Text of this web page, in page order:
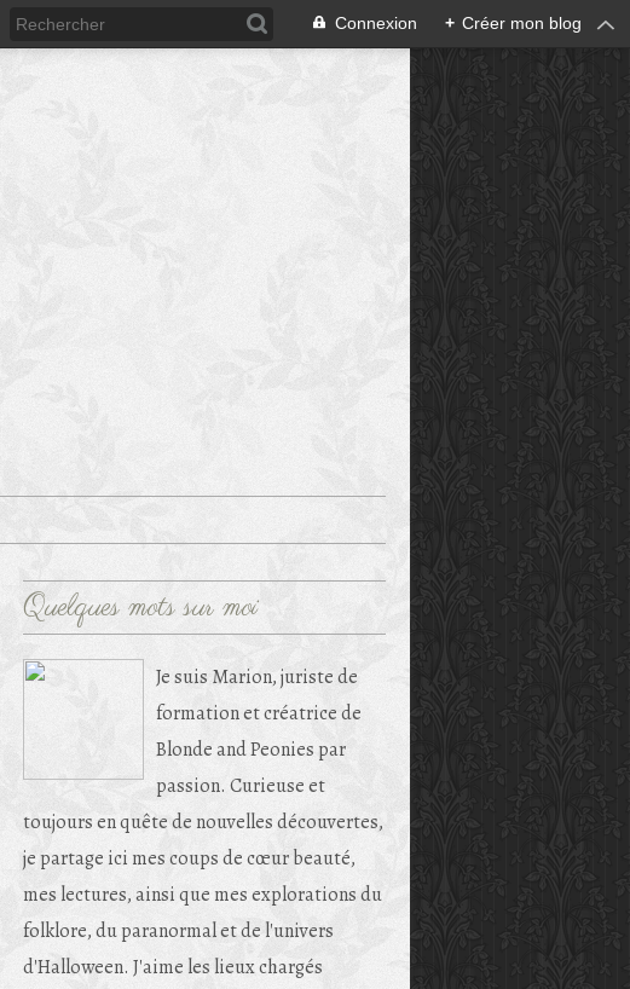
Connexion + Créer mon blog
Quelques mots sur moi
Je suis Marion, juriste de
formation et créatrice de
Blonde and Peonies par
passion. Curieuse et
toujours en quête de nouvelles découvertes,
je partage ici mes coups de cœur beauté,
mes lectures, ainsi que mes explorations du
folklore, du paranormal et de l'univers
d'Halloween. J'aime les lieux chargés